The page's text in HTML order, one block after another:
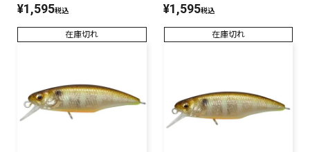
¥1,595税込
在庫切れ
¥1,595税込
在庫切れ